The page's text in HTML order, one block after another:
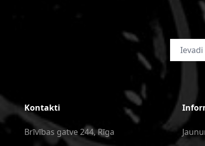
E-pasta
Kontakti
Brīvības gatve 244, Rīga